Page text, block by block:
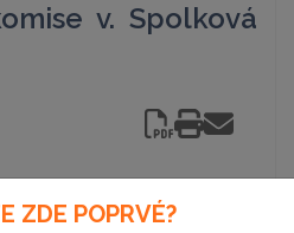
v. Spolková
ZDE POPRVÉ?